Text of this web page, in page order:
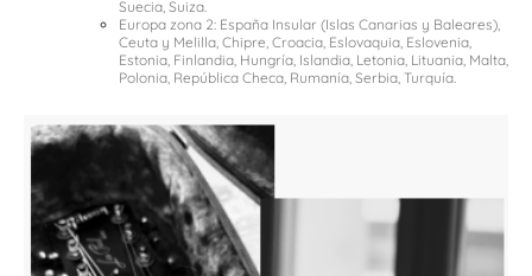
Suecia, Suiza.
Europa zona 2: España Insular (Islas Canarias y Baleares),
Ceuta y Melilla, Chipre, Croacia, Eslovaquia, Eslovenia,
Estonia, Finlandia, Hungría, Islandia, Letonia, Lituania, Malta,
Polonia, República Checa, Rumanía, Serbia, Turquía.